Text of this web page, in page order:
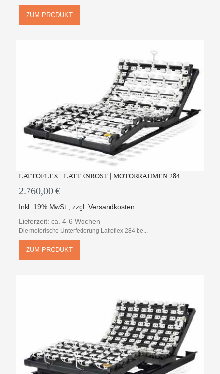
ZUM PRODUKT
LATTOFLEX | LATTENROST | MOTORRAHMEN 284
2.760,00 €
Inkl. 19% MwSt. ,zzgl.Versandkosten
Lieferzeit: ca. 4-6 Wochen
Die motorische Unterfederung Lattoflex 284 be...
ZUM PRODUKT